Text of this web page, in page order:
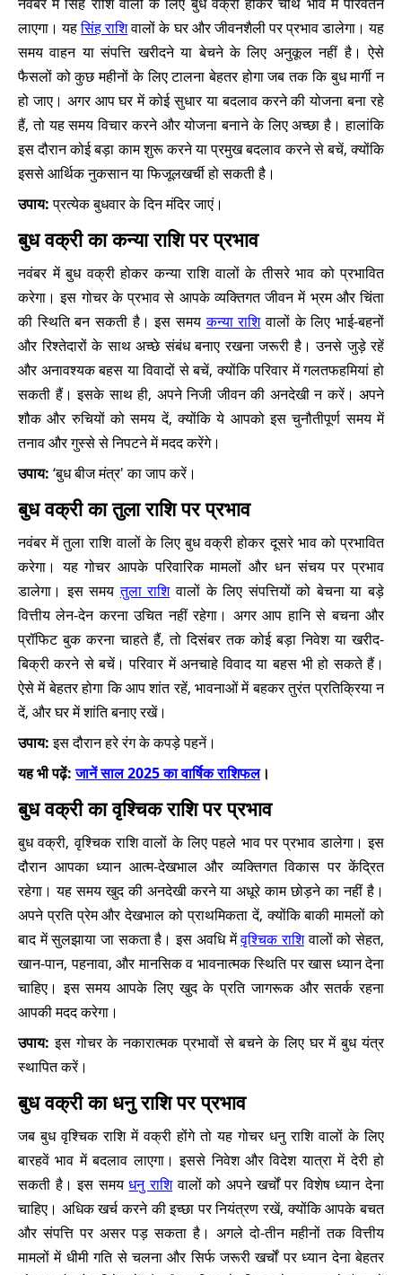
लाएगा। यहसिंह राशिवालों के घर और जीवनशैली पर प्रभाव डालेगा। यह
समय वाहन या संपत्ति खरीदने या बेचने के लिए अनुकूल नहीं है। ऐसे
फैसलों को कुछ महीनों के लिए टालना बेहतर होगा जब तक कि बुध मार्गी न
हो जाए। अगर आप घर में कोई सुधार या बदलाव करने की योजना बना रहे
हैं, तो यह समय विचार करने और योजना बनाने के लिए अच्छा है। हालांकि
इस दौरान कोई बड़ा काम शुरू करने या प्रमुख बदलाव करने से बचें, क्योंकि
इससे आर्थिक नुकसान या फिजूलखर्ची हो सकती है।
उपाय:प्रत्येक बुधवार के दिन मंदिर जाएं।
बुध वक्री का कन्या राशि पर प्रभाव
नवंबर में बुध वक्री होकर कन्या राशि वालों के तीसरे भाव को प्रभावित
करेगा। इस गोचर के प्रभाव से आपके व्यक्तिगत जीवन में भ्रम और चिंता
की स्थिति बन सकती है। इस समयकन्या राशिवालों के लिए भाई-बहनों
और रिश्तेदारों के साथ अच्छे संबंध बनाए रखना जरूरी है। उनसे जुड़े रहें
और अनावश्यक बहस या विवादों से बचें, क्योंकि परिवार में गलतफहमियां हो
सकती हैं। इसके साथ ही, अपने निजी जीवन की अनदेखी न करें। अपने
शौक और रुचियों को समय दें, क्योंकि ये आपको इस चुनौतीपूर्ण समय में
तनाव और गुस्से से निपटने में मदद करेंगे।
उपाय: ‘बुध बीज मंत्र' का जाप करें।
बुध वक्री का तुला राशि पर प्रभाव
नवंबर में तुला राशि वालों के लिए बुध वक्री होकर दूसरे भाव को प्रभावित
करेगा। यह गोचर आपके परिवारिक मामलों और धन संचय पर प्रभाव
डालेगा। इस समयतुला राशिवालों के लिए संपत्तियों को बेचना या बड़े
वित्तीय लेन-देन करना उचित नहीं रहेगा। अगर आप हानि से बचना और
प्रॉफिट बुक करना चाहते हैं, तो दिसंबर तक कोई बड़ा निवेश या खरीद-
बिक्री करने से बचें। परिवार में अनचाहे विवाद या बहस भी हो सकते हैं।
ऐसे में बेहतर होगा कि आप शांत रहें, भावनाओं में बहकर तुरंत प्रतिक्रिया न
दें, और घर में शांति बनाए रखें।
उपाय:इस दौरान हरे रंग के कपड़े पहनें।
यह भी पढ़ें:जानें साल 2025 का वार्षिक राशिफल।
बुध वक्री का वृश्चिक राशि पर प्रभाव
बुध वक्री, वृश्चिक राशि वालों के लिए पहले भाव पर प्रभाव डालेगा। इस
दौरान आपका ध्यान आत्म-देखभाल और व्यक्तिगत विकास पर केंद्रित
रहेगा। यह समय खुद की अनदेखी करने या अधूरे काम छोड़ने का नहीं है।
अपने प्रति प्रेम और देखभाल को प्राथमिकता दें, क्योंकि बाकी मामलों को
बाद में सुलझाया जा सकता है। इस अवधि मेंवृश्चिक राशिवालों को सेहत,
खान-पान, पहनावा, और मानसिक व भावनात्मक स्थिति पर खास ध्यान देना
चाहिए। इस समय आपके लिए खुद के प्रति जागरूक और सतर्क रहना
आपकी मदद करेगा।
उपाय: इस गोचर के नकारात्मक प्रभावों से बचने के लिए घर में बुध यंत्र
स्थापित करें।
बुध वक्री का धनु राशि पर प्रभाव
जब बुध वृश्चिक राशि में वक्री होंगे तो यह गोचर धनु राशि वालों के लिए
बारहवें भाव में बदलाव लाएगा। इससे निवेश और विदेश यात्रा में देरी हो
सकती है। इस समयधनु राशिवालों को अपने खर्चों पर विशेष ध्यान देना
चाहिए। अधिक खर्च करने की इच्छा पर नियंत्रण रखें, क्योंकि आपके बचत
और संपत्ति पर असर पड़ सकता है। अगले दो-तीन महीनों तक वित्तीय
मामलों में धीमी गति से चलना और सिर्फ जरूरी खर्चों पर ध्यान देना बेहतर